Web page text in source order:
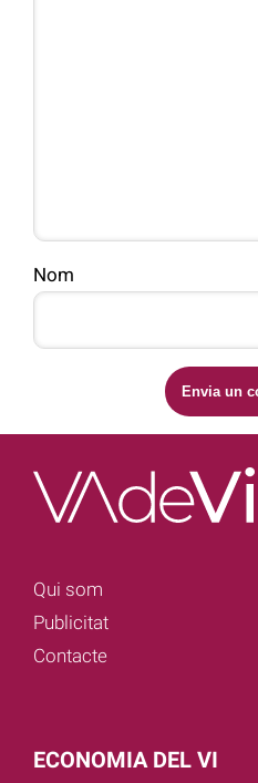
Nom
Qui som
Publicitat
Contacte
ECONOMIA DEL VI